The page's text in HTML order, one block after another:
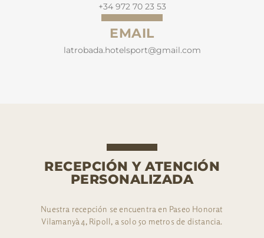
+34 972 70 23 53
EMAIL
latrobada.hotelsport@gmail.com
RECEPCIÓN Y ATENCIÓN
PERSONALIZADA
Nuestra recepción se encuentra en Paseo Honorat
Vilamanyà 4, Ripoll, a solo 50 metros de distancia.